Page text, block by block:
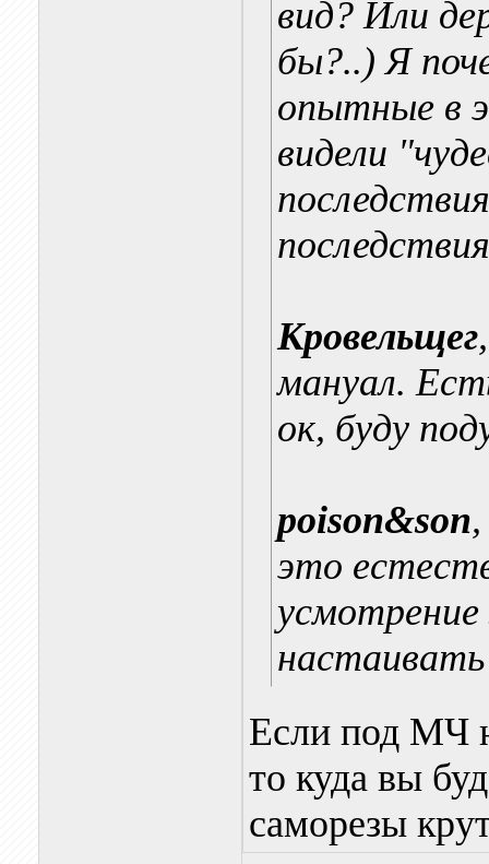
вид? Или
бы?..) Я
опытные в
видели
Кровельщег
мануал.
ок, буду
poison&son
это
усмотрение
Если под МЧ
то куда вы
саморезы